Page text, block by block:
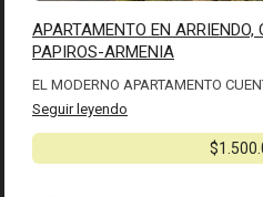
APARTAMENTO EN
PAPIROS-ARMENIA
EL MODERNO APARTAMENTO
Seguir leyendo